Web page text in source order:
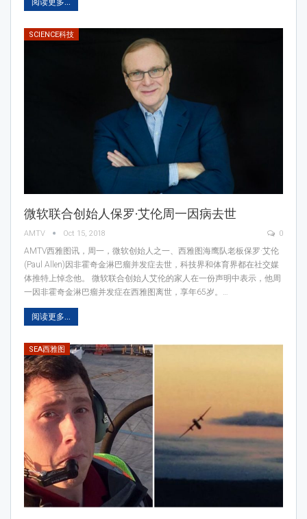
阅读更多...
SCIENCE科技
微软联合创始人保罗·艾伦周一因病去世
AMTV Oct 15, 2018 0
AMTV西雅图讯，周一，微软创始人之一、西雅图海鹰队老板保罗·艾伦
(Paul Allen)因非霍奇金淋巴瘤并发症去世，科技界和体育界都在社交媒
体推特上悼念他。 微软联合创始人艾伦的家人在一份声明中表示，他周
一因非霍奇金淋巴瘤并发症在西雅图离世，享年65岁。…
阅读更多...
SEA西雅图